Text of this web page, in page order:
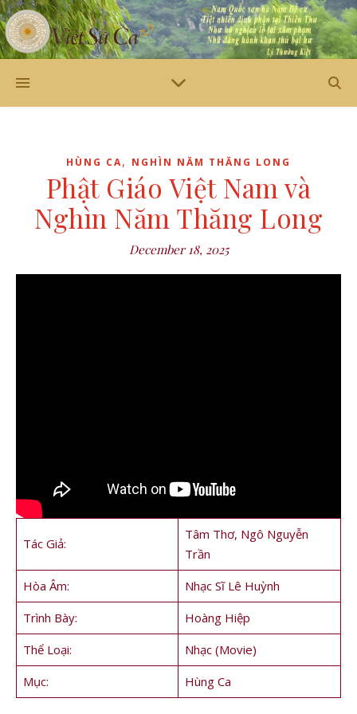
HÙNG CA, NGHÌN NĂM THĂNG LONG
Phật Giáo Việt Nam và
Nghìn Năm Thăng Long
December 18, 2025
Tác Giả:
Tâm Thơ, Ngô Nguyễn
Trần
Hòa Âm:
Nhạc Sĩ Lê Huỳnh
Trình Bày:
Hoàng Hiệp
Thể Loại:
Nhạc (Movie)
Mục:
Hùng Ca